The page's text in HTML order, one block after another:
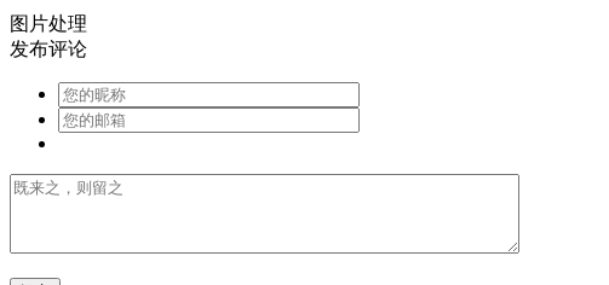
图片处理
发布评论